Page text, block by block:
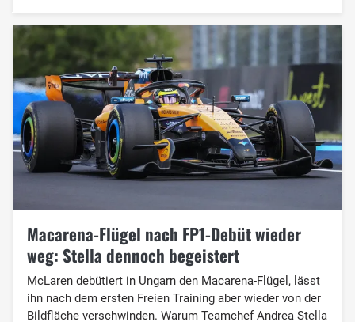
Macarena-Flügel nach FP1-Debüt wieder
weg: Stella dennoch begeistert
McLaren debütiert in Ungarn den Macarena-Flügel, lässt
ihn nach dem ersten Freien Training aber wieder von der
Bildfläche verschwinden. Warum Teamchef Andrea Stella